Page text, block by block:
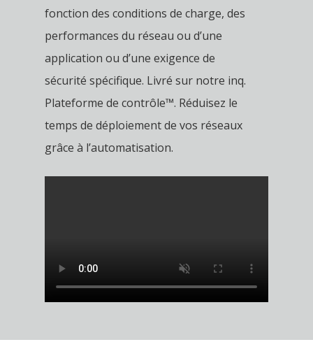
fonction des conditions de charge, des
performances du réseau ou d’une
application ou d’une exigence de
sécurité spécifique. Livré sur notre inq.
Plateforme de contrôle™. Réduisez le
temps de déploiement de vos réseaux
grâce à l’automatisation.